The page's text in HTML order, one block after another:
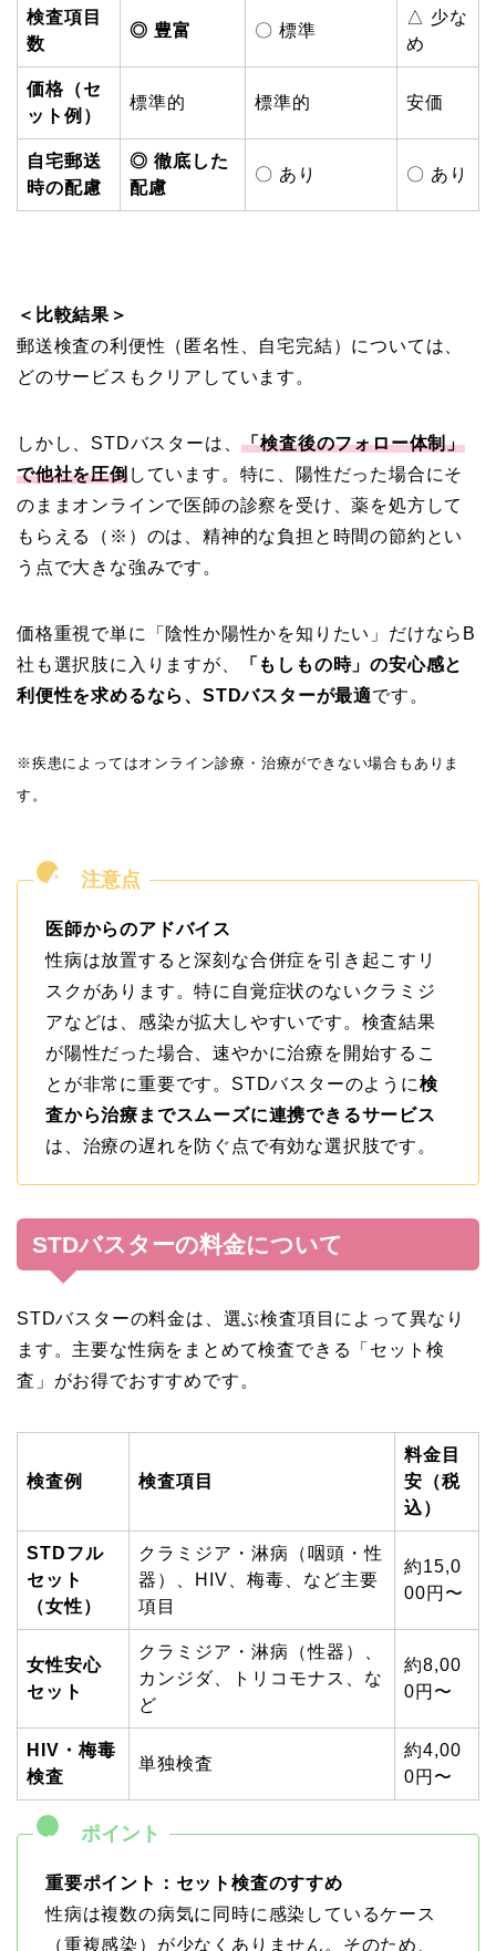
検査項目
数
◎ 豊富 〇 標準
△ 少な
め
価格（セ
ット例）
標準的 標準的 安価
自宅郵送
時の配慮
◎ 徹底した
配慮
〇 あり 〇 あり
＜比較結果＞
郵送検査の利便性（匿名性、自宅完結）については、
どのサービスもクリアしています。
しかし、STDバスターは、「検査後のフォロー体制」
で他社を圧倒しています。特に、陽性だった場合にそ
のままオンラインで医師の診察を受け、薬を処方して
もらえる（※）のは、精神的な負担と時間の節約とい
う点で大きな強みです。
価格重視で単に「陰性か陽性かを知りたい」だけならB
社も選択肢に入りますが、
「もしもの時」の安心感と
利便性を求めるなら、STDバスターが最適です。
※疾患によってはオンライン診療・治療ができない場合もありま
す。
医師からのアドバイス
性病は放置すると深刻な合併症を引き起こすリ
スクがあります。特に自覚症状のないクラミジ
アなどは、感染が拡大しやすいです。検査結果
が陽性だった場合、速やかに治療を開始するこ
とが非常に重要です。STDバスターのように検
査から治療までスムーズに連携できるサービス
は、治療の遅れを防ぐ点で有効な選択肢です。
STDバスターの料金について
STDバスターの料金は、選ぶ検査項目によって異なり
ます。主要な性病をまとめて検査できる「セット検
査」がお得でおすすめです。
検査例 検査項目
料金目
安（税
込）
STDフル
セット
（女性）
クラミジア・淋病（咽頭・性
器）、HIV、梅毒、など主要
項目
約15,0
00円〜
女性安心
セット
クラミジア・淋病（性器）、
カンジダ、トリコモナス、な
ど
約8,00
0円〜
HIV・梅毒
検査
単独検査
約4,00
0円〜
重要ポイント：セット検査のすすめ
性病は複数の病気に同時に感染しているケース
（重複感染）が少なくありません。そのため、